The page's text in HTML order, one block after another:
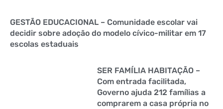
GESTÃO EDUCACIONAL – Comunidade escolar vai
decidir sobre adoção do modelo cívico-militar em 17
escolas estaduais
SER FAMÍLIA HABITAÇÃO –
Com entrada facilitada,
Governo ajuda 212 famílias a
comprarem a casa própria no